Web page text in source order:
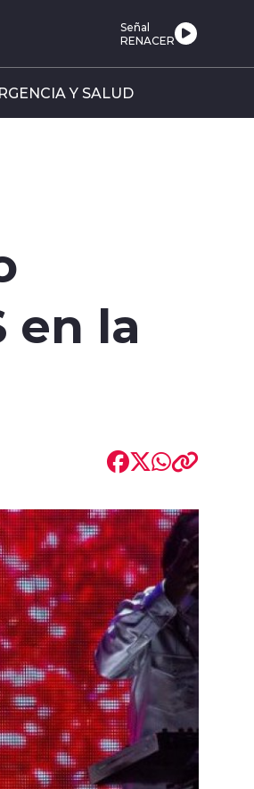
Señal
RENACER
Y SALUD
en la